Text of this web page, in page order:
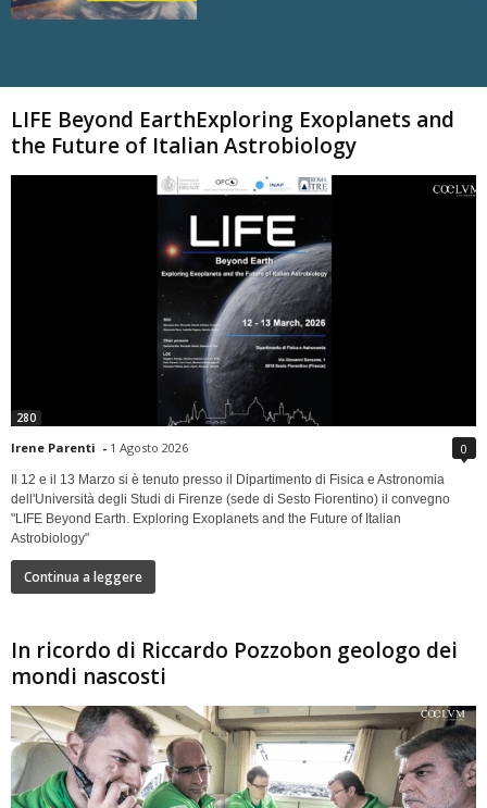
LIFE Beyond EarthExploring Exoplanets and
the Future of Italian Astrobiology
280
Irene Parenti - 1 Agosto 2026 0
Il 12 e il 13 Marzo si è tenuto presso il Dipartimento di Fisica e Astronomia
dell'Università degli Studi di Firenze (sede di Sesto Fiorentino) il convegno
"LIFE Beyond Earth. Exploring Exoplanets and the Future of Italian
Astrobiology"
Continua a leggere
In ricordo di Riccardo Pozzobon geologo dei
mondi nascosti